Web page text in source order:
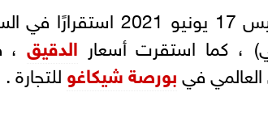
اليوم الخميس 17 يونيو 2021
، كما استقرت أسعار الدقيق،
فيبورصة شيكاغوللتجارة .